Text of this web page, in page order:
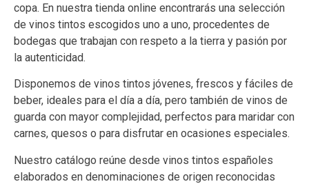
copa. En nuestra tienda online encontrarás una selección
de vinos tintos escogidos uno a uno, procedentes de
bodegas que trabajan con respeto a la tierra y pasión por
la autenticidad.
Disponemos de vinos tintos jóvenes, frescos y fáciles de
beber, ideales para el día a día, pero también de vinos de
guarda con mayor complejidad, perfectos para maridar con
carnes, quesos o para disfrutar en ocasiones especiales.
Nuestro catálogo reúne desde vinos tintos españoles
elaborados en denominaciones de origen reconocidas